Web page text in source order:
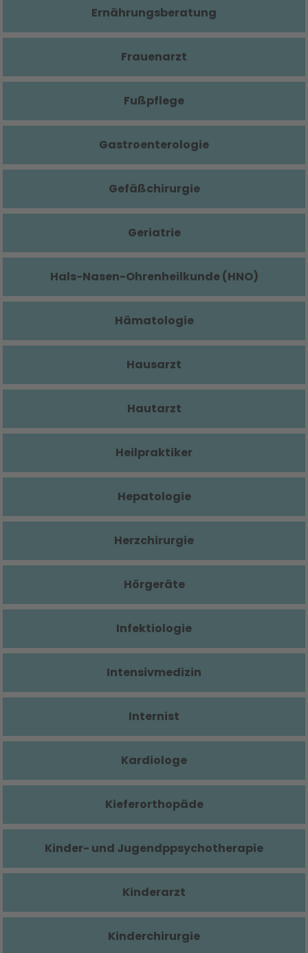
Ernährungsberatung
Frauenarzt
Fußpflege
Gastroenterologie
Gefäßchirurgie
Geriatrie
Hals-Nasen-Ohrenheilkunde (HNO)
Hämatologie
Hausarzt
Hautarzt
Heilpraktiker
Hepatologie
Herzchirurgie
Hörgeräte
Infektiologie
Intensivmedizin
Internist
Kardiologe
Kieferorthopäde
Kinder- und Jugendppsychotherapie
Kinderarzt
Kinderchirurgie